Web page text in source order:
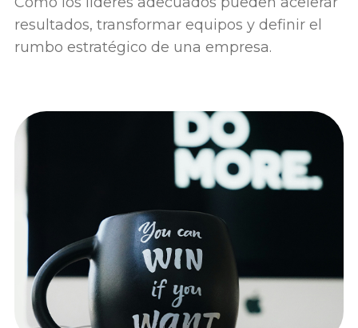
resultados, transformar equipos y definir el
rumbo estratégico de una empresa.